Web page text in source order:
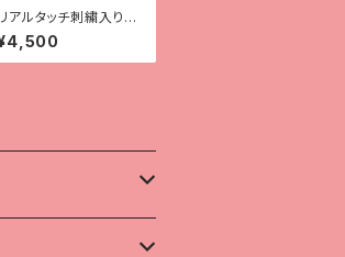
リアルタッチ刺繍入りT
ャツ【ガーゴイルゲッ
ー】